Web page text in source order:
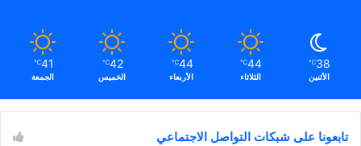
38
℃
الأثنين
44
℃
الثلاثاء
44
℃
الأربعاء
42
℃
الخميس
41
℃
الجمعة
تابعونا على شبكات التواصل الاجتماعي